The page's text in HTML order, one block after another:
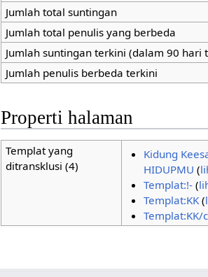
Jumlah total suntingan
Jumlah total penulis yang berbeda
Jumlah suntingan terkini (dalam 90 hari
Jumlah penulis berbeda terkini
Properti halaman
Templat yang
ditransklusi (4)
Kidung
HIDUPMU (
Templat:!-(
Templat:KK(
Templat:KK/